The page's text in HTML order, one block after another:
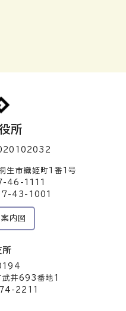
所
市織姫町1番1号
46-1111
43-1001
内図
所
武井693番地1
2211